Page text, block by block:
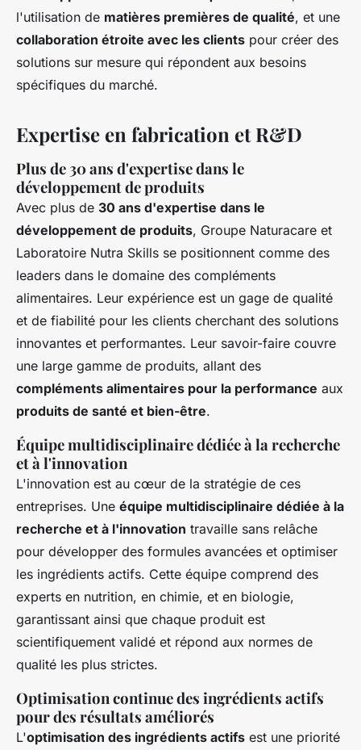
l'utilisation de matières premières de qualité, et une
collaboration étroite avec les clients pour créer des
solutions sur mesure qui répondent aux besoins
spécifiques du marché.
Expertise en fabrication et R&D
Plus de 30 ans d'expertise dans le
développement de produits
Avec plus de 30 ans d'expertise dans le
développement de produits, Groupe Naturacare et
Laboratoire Nutra Skills se positionnent comme des
leaders dans le domaine des compléments
alimentaires. Leur expérience est un gage de qualité
et de fiabilité pour les clients cherchant des solutions
innovantes et performantes. Leur savoir-faire couvre
une large gamme de produits, allant des
compléments alimentaires pour la performance aux
produits de santé et bien-être.
Équipe multidisciplinaire dédiée à la recherche
et à l'innovation
L'innovation est au cœur de la stratégie de ces
entreprises. Une équipe multidisciplinaire dédiée à la
recherche et à l'innovation travaille sans relâche
pour développer des formules avancées et optimiser
les ingrédients actifs. Cette équipe comprend des
experts en nutrition, en chimie, et en biologie,
garantissant ainsi que chaque produit est
scientifiquement validé et répond aux normes de
qualité les plus strictes.
Optimisation continue des ingrédients actifs
pour des résultats améliorés
L'optimisation des ingrédients actifs est une priorité